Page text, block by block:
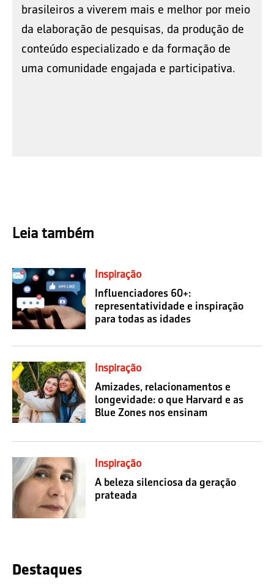
brasileiros a viverem mais e melhor por meio
da elaboração de pesquisas, da produção de
conteúdo especializado e da formação de
uma comunidade engajada e participativa.
Leia também
Inspiração
Influenciadores 60+:
representatividade e inspiração
para todas as idades
Inspiração
Amizades, relacionamentos e
longevidade: o que Harvard e as
Blue Zones nos ensinam
Inspiração
A beleza silenciosa da geração
prateada
Destaques